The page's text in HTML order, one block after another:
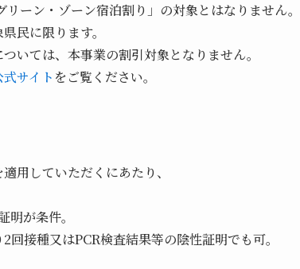
ーン・ゾーン宿泊割り」の対象とはなりません。
民に限ります。
いては、本事業の割引対象となりません。
サイト をご覧ください。
用していただくにあたり、
が条件。
接種又はPCR検査結果等の陰性証明でも可。